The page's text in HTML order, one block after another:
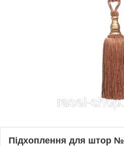
Підхоплення для штор